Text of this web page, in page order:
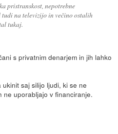
pristranskost, nepotrebne
na televizijo in večino ostalih
tukaj.
s privatnim denarjem in jih lahko
saj silijo ljudi, ki se ne
ne uporabljajo v financiranje.